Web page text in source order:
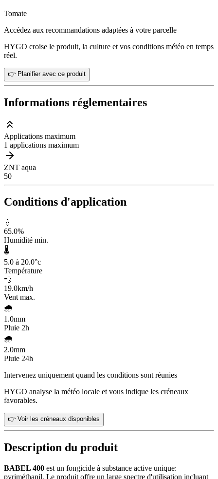
Tomate
Accédez aux recommandations adaptées à votre parcelle
HYGO croise le produit, la culture et vos conditions météo en temps
réel.
👉 Planifier avec ce produit
Informations réglementaires
Applications maximum
1 applications maximum
ZNT aqua
50
Conditions d'application
💧
65.0%
Humidité min.
🌡️
5.0 à 20.0°c
Température
💨
19.0km/h
Vent max.
🌧️
1.0mm
Pluie 2h
🌧️
2.0mm
Pluie 24h
Intervenez uniquement quand les conditions sont réunies
HYGO analyse la météo locale et vous indique les créneaux
favorables.
👉 Voir les créneaux disponibles
Description du produit
BABEL 400 est un fongicide à substance active unique:
pyriméthanil. Le produit offre un large spectre d'utilisation incluant